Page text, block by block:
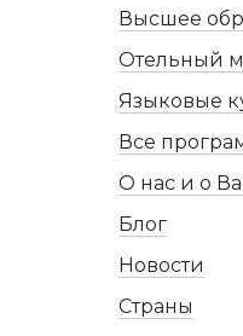
Высшее
Отельный
Языковые
Все
О нас и о
Блог
Новости
Страны